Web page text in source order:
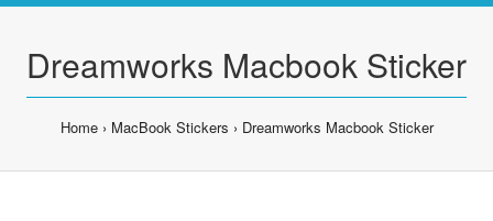
Dreamworks Macbook Sticker
Home MacBook Stickers Dreamworks Macbook Sticker